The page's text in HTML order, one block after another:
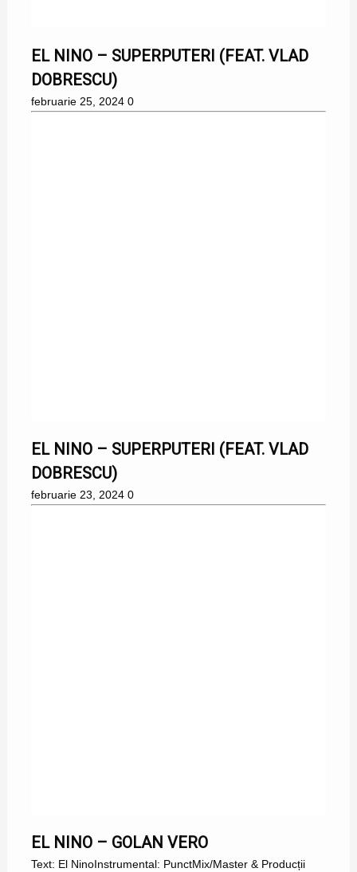
EL NINO – SUPERPUTERI (FEAT. VLAD
DOBRESCU)
februarie 25, 2024 0
EL NINO – SUPERPUTERI (FEAT. VLAD
DOBRESCU)
februarie 23, 2024 0
EL NINO – GOLAN VERO
Text: El NinoInstrumental: PunctMix/Master & Producții